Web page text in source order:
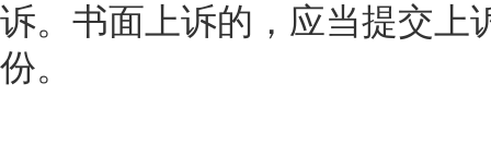
诉。书面上诉的，应当提交上
份。